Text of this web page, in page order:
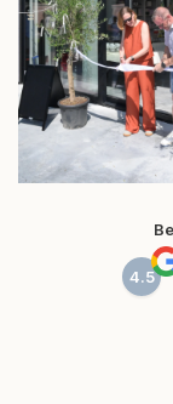
4.5